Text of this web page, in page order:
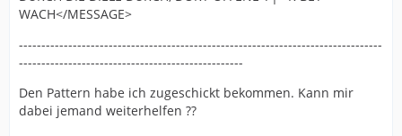
WACH</MESSAGE>
---------------------------------------------------------------------------------
--------------------------------------------------
Den Pattern habe ich zugeschickt bekommen. Kann mir
dabei jemand weiterhelfen ??